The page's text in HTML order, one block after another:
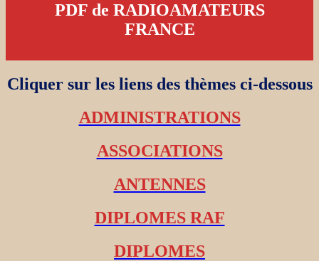
PDF de RADIOAMATEURS
FRANCE
Cliquer sur les liens des thèmes ci-dessous
ADMINISTRATIONS
ASSOCIATIONS
ANTENNES
DIPLOMES RAF
DIPLOMES